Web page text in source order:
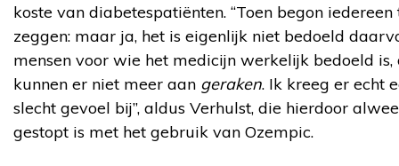
koste van diabetespatiënten. “Toen begon iedereen
zeggen: maar ja, het is eigenlijk niet bedoeld
mensen voor wie het medicijn werkelijk bedoeld is,
kunnen er niet meer aan geraken. Ik kreeg er echt
slecht gevoel bij”, aldus Verhulst, die hierdoor
gestopt is met het gebruik van Ozempic.